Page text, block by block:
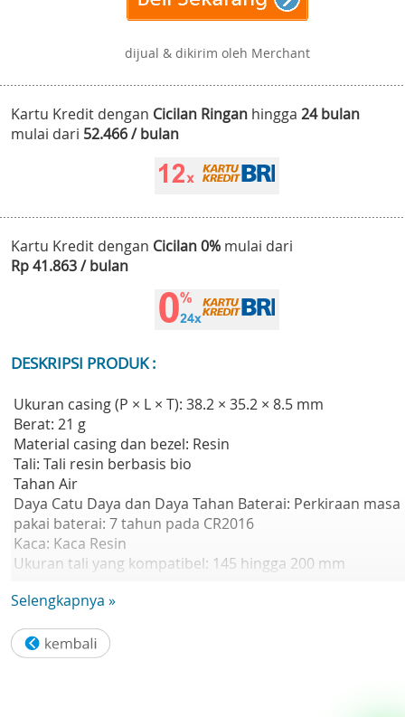
dijual & dikirim oleh Merchant
Kartu Kredit dengan Cicilan Ringan hingga 24 bulan
mulai dari 52.466 / bulan
Kartu Kredit dengan Cicilan 0% mulai dari
Rp 41.863 / bulan
DESKRIPSI PRODUK :
Ukuran casing (P × L × T): 38.2 × 35.2 × 8.5 mm
Berat: 21 g
Material casing dan bezel: Resin
Tali: Tali resin berbasis bio
Tahan Air
Daya Catu Daya dan Daya Tahan Baterai: Perkiraan masa
pakai baterai: 7 tahun pada CR2016
Kaca: Kaca Resin
Ukuran tali yang kompatibel: 145 hingga 200 mm
- Stopwatch 1/100 detik
- Mode pengukuran: Waktu berlalu, waktu split, waktu
tempat pertama dan kedua
Selengkapnya »